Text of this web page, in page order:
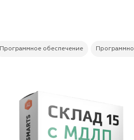
Программное обеспечение